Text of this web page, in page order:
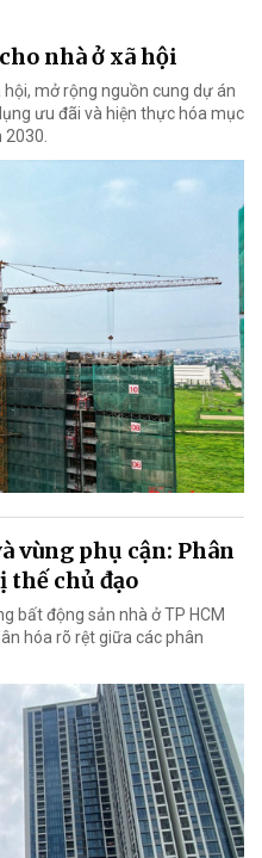
nhà ở xã hội
mở rộng nguồn cung dự án
ưu đãi và hiện thực hóa mục
vùng phụ cận: Phân
thế chủ đạo
bất động sản nhà ở TP HCM
hóa rõ rệt giữa các phân